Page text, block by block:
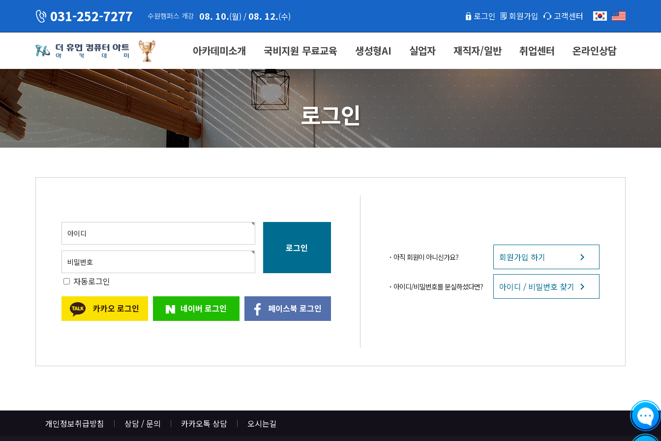
031-252-7277 수원캠퍼스 개강 08. 10.(월) / 08. 12.(수) 로그인 회원가입 고객센터
아카데미소개 국비지원 무료교육 생성형AI 실업자 재직자/일반 취업센터 온라인상담
로그인
아이디
비밀번호
자동로그인
네이버 로그인
카카오 로그인 페이스북 로그인
아직 회원이 아니신가요? 회원가입 하기
아이디/비밀번호를 분실하셨다면? 아이디 / 비밀번호 찾기
개인정보취급방침 상담 / 문의 카카오톡 상담 오시는길